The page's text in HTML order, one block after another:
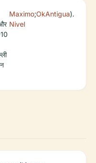
Maximo
Nivel
;OkAntigua).